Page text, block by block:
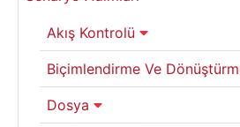
Akış Kontrolü
Biçimlendirme Ve
Dosya